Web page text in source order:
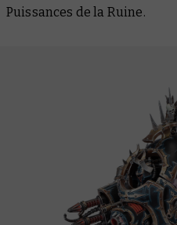
Puissances de la Ruine.